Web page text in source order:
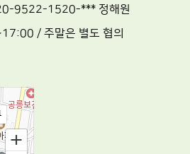
9522-1520-*** 정해원
/ 주말은 별도 협의